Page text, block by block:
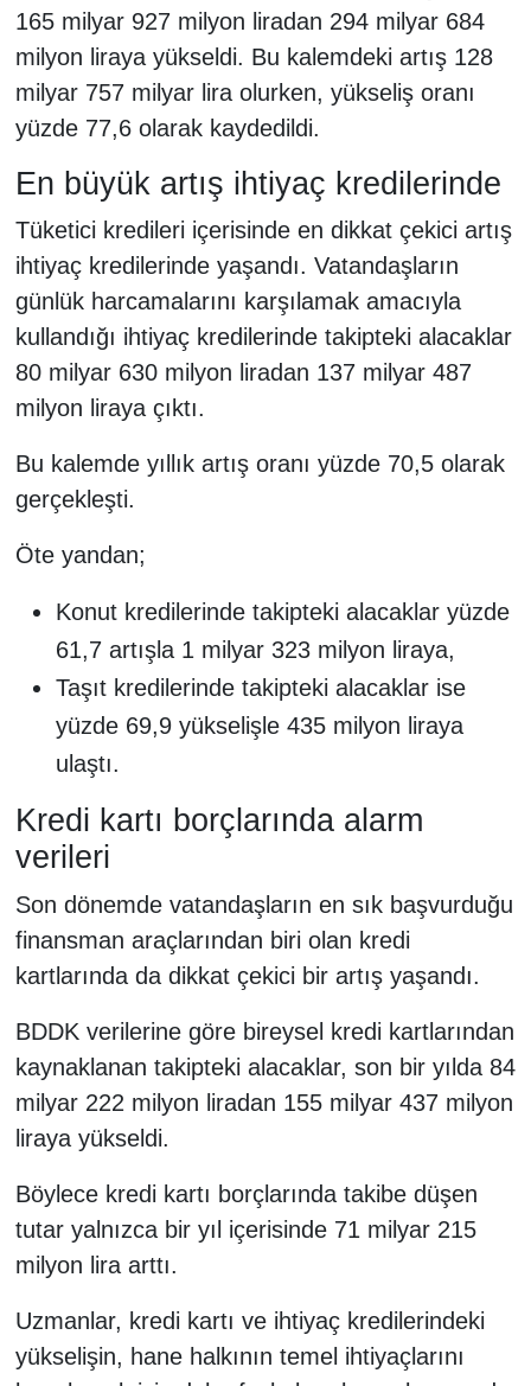
165 milyar 927 milyon liradan 294 milyar 684
milyon liraya yükseldi. Bu kalemdeki artış 128
milyar 757 milyar lira olurken, yükseliş oranı
yüzde 77,6 olarak kaydedildi.
En büyük artış ihtiyaç kredilerinde
Tüketici kredileri içerisinde en dikkat çekici artış
ihtiyaç kredilerinde yaşandı. Vatandaşların
günlük harcamalarını karşılamak amacıyla
kullandığı ihtiyaç kredilerinde takipteki alacaklar
80 milyar 630 milyon liradan 137 milyar 487
milyon liraya çıktı.
Bu kalemde yıllık artış oranı yüzde 70,5 olarak
gerçekleşti.
Öte yandan;
Konut kredilerinde takipteki alacaklar yüzde
61,7 artışla 1 milyar 323 milyon liraya,
Taşıt kredilerinde takipteki alacaklar ise
yüzde 69,9 yükselişle 435 milyon liraya
ulaştı.
Kredi kartı borçlarında alarm
verileri
Son dönemde vatandaşların en sık başvurduğu
finansman araçlarından biri olan kredi
kartlarında da dikkat çekici bir artış yaşandı.
BDDK verilerine göre bireysel kredi kartlarından
kaynaklanan takipteki alacaklar, son bir yılda 84
milyar 222 milyon liradan 155 milyar 437 milyon
liraya yükseldi.
Böylece kredi kartı borçlarında takibe düşen
tutar yalnızca bir yıl içerisinde 71 milyar 215
milyon lira arttı.
Uzmanlar, kredi kartı ve ihtiyaç kredilerindeki
yükselişin, hane halkının temel ihtiyaçlarını